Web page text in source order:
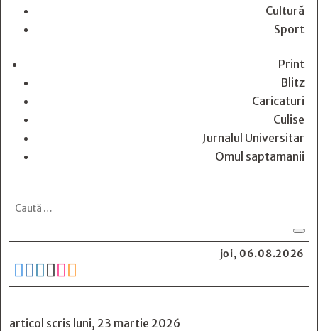
Cultură
Sport
Print
Blitz
Caricaturi
Culise
Jurnalul Universitar
Omul saptamanii
joi, 06.08.2026
     
articol scris luni, 23 martie 2026